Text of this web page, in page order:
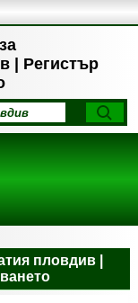
| Регистър
пловдив |